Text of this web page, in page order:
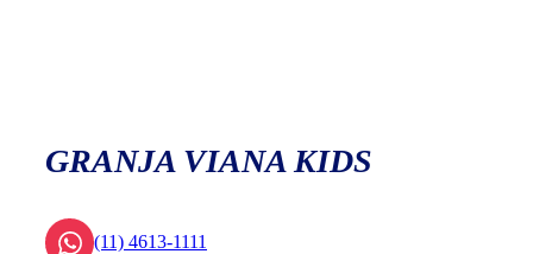
GRANJA VIANA KIDS
(11) 4613-1111